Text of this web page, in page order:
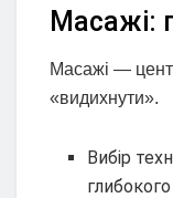
Масажі:
Масажі —
«видихнути».
Вибір